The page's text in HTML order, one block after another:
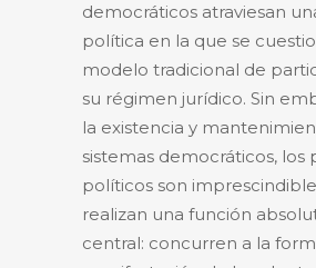
democráticos atraviesan
política en la que se
modelo tradicional de
su régimen jurídico. Sin
la existencia y
sistemas democráticos, los
políticos son
realizan una función
central: concurren a la